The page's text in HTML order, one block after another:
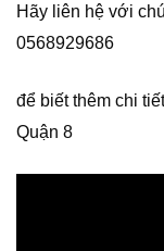
Hãy liên hệ với
0568929686
để biết thêm chi
Quận 8